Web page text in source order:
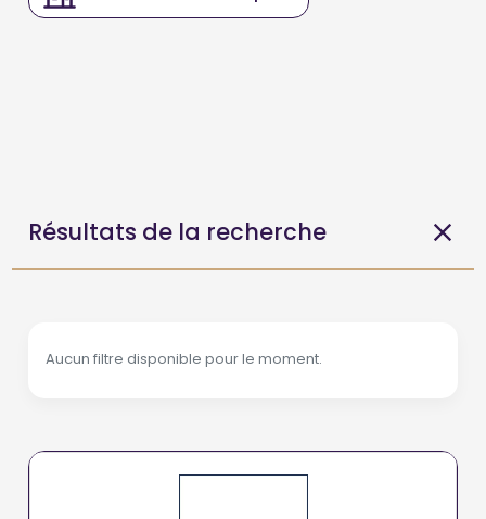
Résultats de la recherche
Aucun filtre disponible pour le moment.